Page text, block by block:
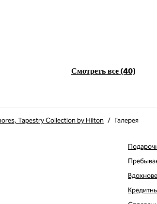
Смотреть все (40)
Tapestry Collection by Hilton / Галерея